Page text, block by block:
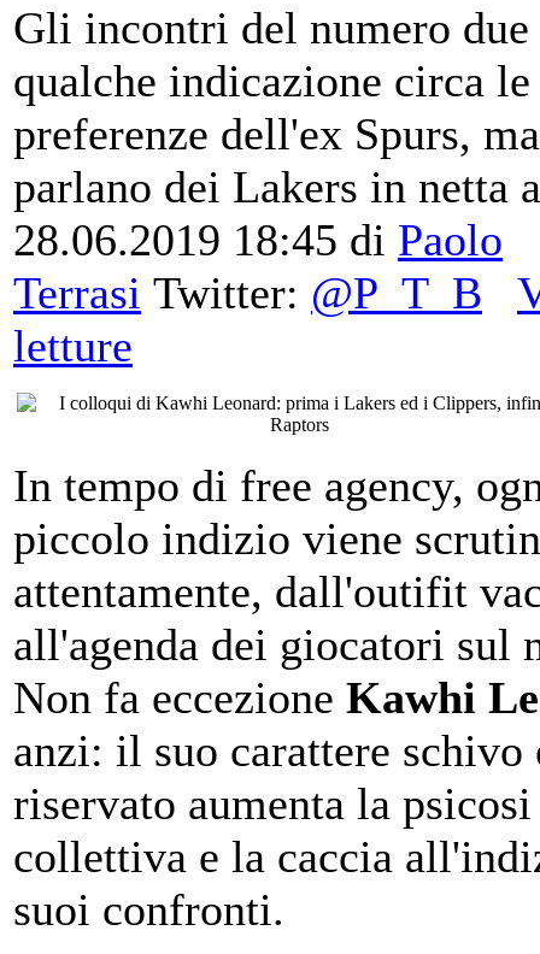
Gli incontri del numero due
qualche indicazione circa le
preferenze dell'ex Spurs,
parlano dei Lakers in netta
28.06.2019 18:45 di Paolo
Terrasi Twitter: @P_T_B
letture
In tempo di free agency,
piccolo indizio viene
attentamente, dall'outifit
all'agenda dei giocatori sul
Non fa eccezione Kawhi
anzi: il suo carattere schivo
riservato aumenta la psicosi
collettiva e la caccia
suoi confronti.